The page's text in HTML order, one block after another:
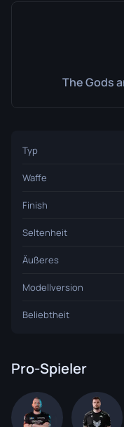
The Gods
Typ
Waffe
Finish
Seltenheit
Äußeres
Modellversion
Beliebtheit
Pro-Spieler